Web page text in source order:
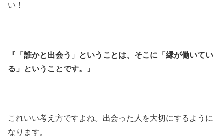
い！
『「誰かと出会う」ということは、そこに「縁が働いてい
る」ということです。』
これいい考え方ですよね。出会った人を大切にするように
なります。